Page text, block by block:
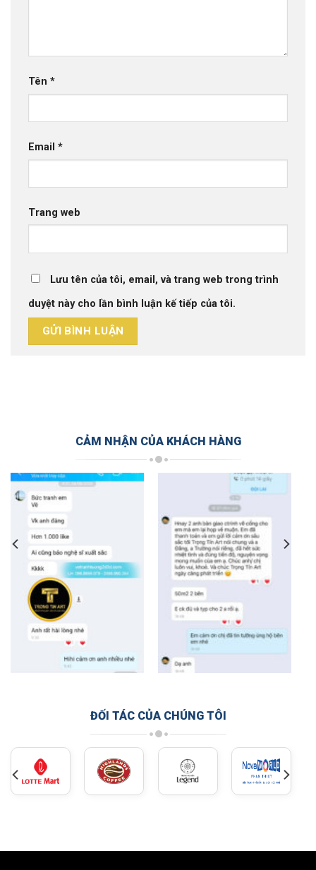
Tên *
Email *
Trang web
Lưu tên của tôi, email, và trang web trong trình
duyệt này cho lần bình luận kế tiếp của tôi.
CẢM NHẬN CỦA KHÁCH HÀNG
ĐỐI TÁC CỦA CHÚNG TÔI